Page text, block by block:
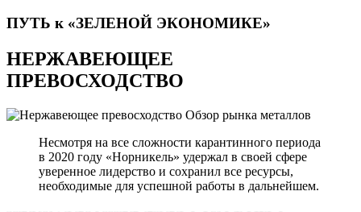
ПУТЬ к «ЗЕЛЕНОЙ ЭКОНОМИКЕ»
НЕРЖАВЕЮЩЕЕ
ПРЕВОСХОДСТВО
Обзор рынка металлов
Несмотря на все сложности карантинного периода
в 2020 году «Норникель» удержал в своей сфере
уверенное лидерство и сохранил все ресурсы,
необходимые для успешной работы в дальнейшем.